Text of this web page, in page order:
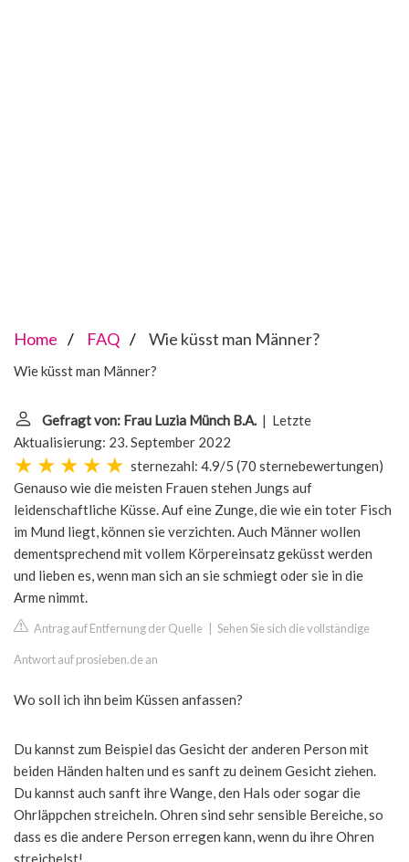
Home FAQ Wie küsst man Männer?
Wie küsst man Männer?
Gefragt von: Frau Luzia Münch B.A. | Letzte
Aktualisierung: 23. September 2022
sternezahl: 4.9/5 (70 sternebewertungen)
Genauso wie die meisten Frauen stehen Jungs auf
leidenschaftliche Küsse. Auf eine Zunge, die wie ein toter Fisch
im Mund liegt, können sie verzichten. Auch Männer wollen
dementsprechend mit vollem Körpereinsatz geküsst werden
und lieben es, wenn man sich an sie schmiegt oder sie in die
Arme nimmt.
Antrag auf Entfernung der Quelle Sehen Sie sich die vollständige
Antwort auf prosieben.de an
Wo soll ich ihn beim Küssen anfassen?
Du kannst zum Beispiel das Gesicht der anderen Person mit
beiden Händen halten und es sanft zu deinem Gesicht ziehen.
Du kannst auch sanft ihre Wange, den Hals oder sogar die
Ohrläppchen streicheln. Ohren sind sehr sensible Bereiche, so
dass es die andere Person erregen kann, wenn du ihre Ohren
streichelst!